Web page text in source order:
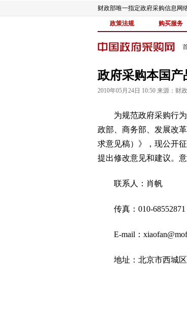
财政部唯一指定政府采购信息网
政策法规 购买服务
政府采购本国产
2010年05月24日 10:50 来源： 财
为规范政府采购行为
政部、商务部、发展改
求意见稿）》，现公开
提出修改意见和建议。
联系人：肖帆
传真：010-68552871
E-mail：
地址：北京市西城区